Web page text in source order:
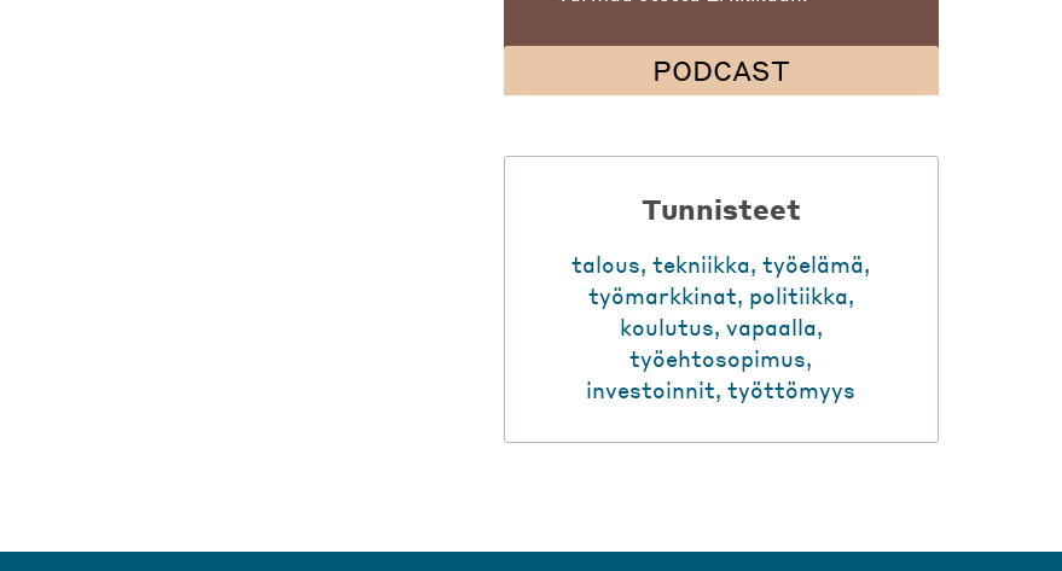
PODCAST
Tunnisteet
talous,tekniikka,työelämä,
työmarkkinat, politiikka,
koulutus, vapaalla,
työehtosopimus,
investoinnit,työttömyys